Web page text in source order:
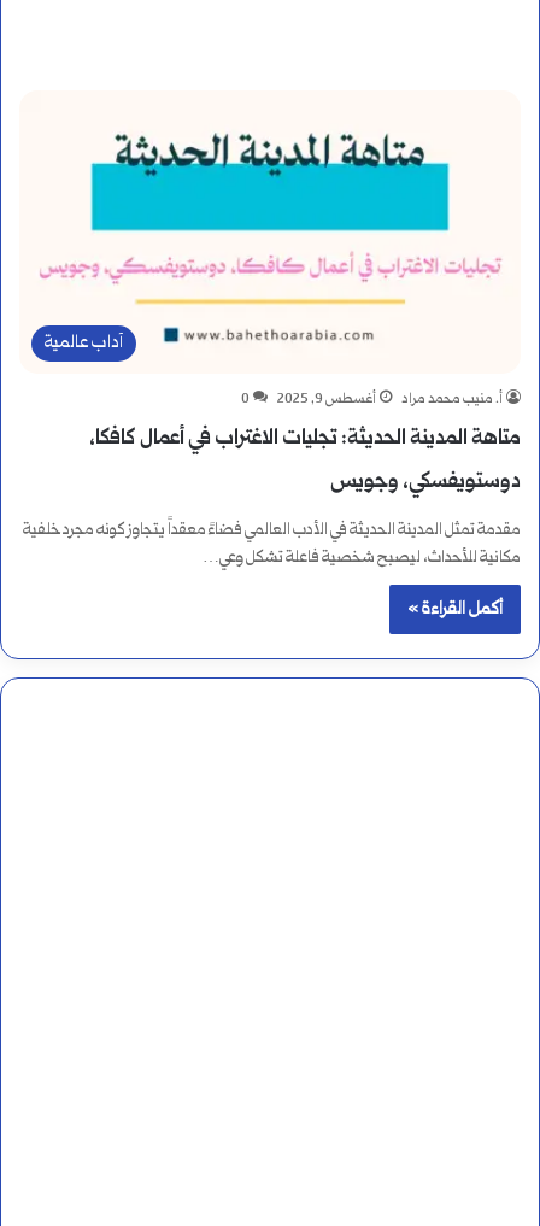
آداب عالمية
أ. منيب محمد مراد أغسطس 9, 2025 0
متاهة المدينة الحديثة: تجليات الاغتراب في أعمال كافكا،
دوستويفسكي، وجويس
مقدمة تمثل المدينة الحديثة في الأدب العالمي فضاءً معقداً يتجاوز كونه مجرد خلفية
مكانية للأحداث، ليصبح شخصية فاعلة تشكل وعي…
أكمل القراءة »